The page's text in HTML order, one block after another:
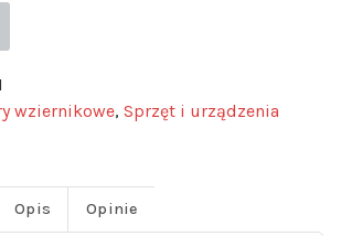
wziernikowe, Sprzęt i urządzenia
Opis Opinie